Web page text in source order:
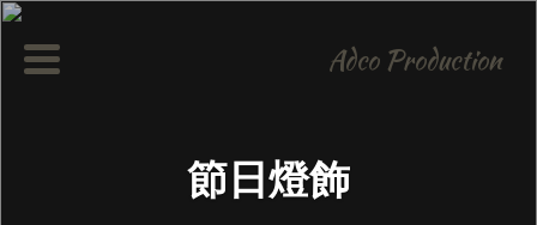
Adco Production
節日燈飾